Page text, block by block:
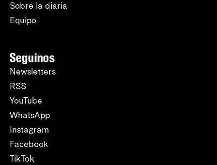
Sobre la diaria
Equipo
Seguinos
Newsletters
RSS
YouTube
WhatsApp
Instagram
Facebook
TikTok